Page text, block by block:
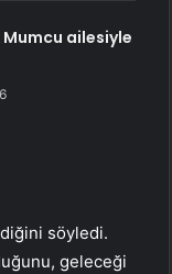
ailesiyle
söyledi.
geleceği